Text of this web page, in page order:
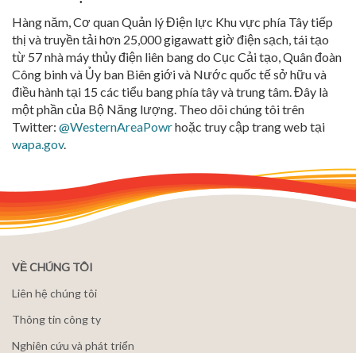
Hàng năm, Cơ quan Quản lý Điện lực Khu vực phía Tây tiếp
thị và truyền tải hơn 25,000 gigawatt giờ điện sạch, tái tạo
từ 57 nhà máy thủy điện liên bang do Cục Cải tạo, Quân đoàn
Công binh và Ủy ban Biên giới và Nước quốc tế sở hữu và
điều hành tại 15 các tiểu bang phía tây và trung tâm. Đây là
một phần của Bộ Năng lượng. Theo dõi chúng tôi trên
Twitter: @WesternAreaPowrhoặc truy cập trang web tại
wapa.gov.
VỀ CHÚNG TÔI
Liên hệ chúng tôi
Thông tin công ty
Nghiên cứu và phát triển